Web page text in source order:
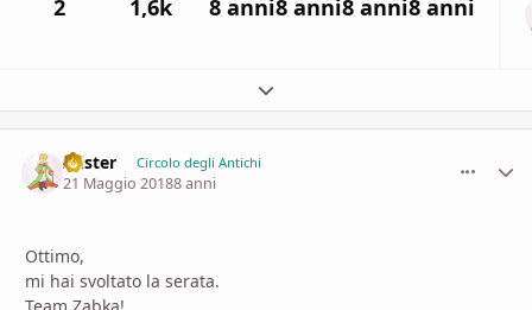
2 1,6k 8 anni8 anni8 anni8 anni
Espandi panoramica del topic
Alister Circolo degli Antichi
21 Maggio 20188 anni
Ottimo,
mi hai svoltato la serata.